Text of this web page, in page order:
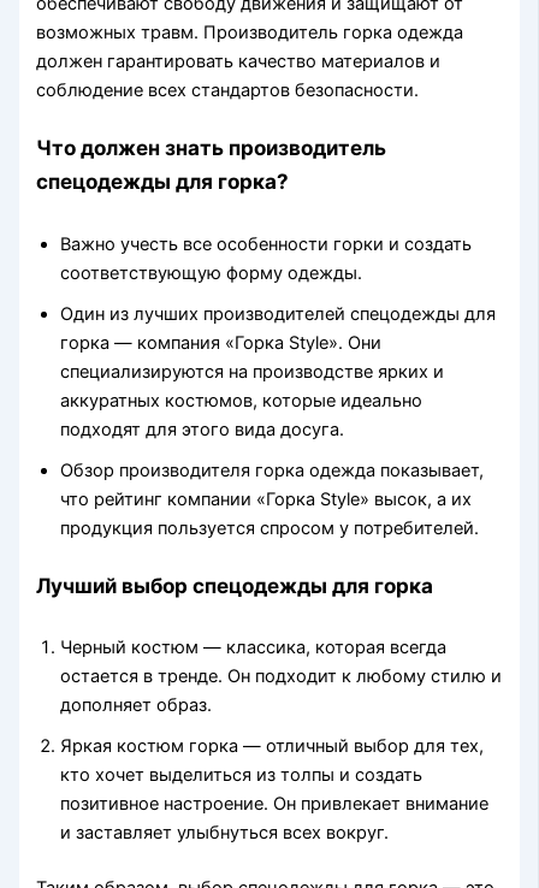
возможных травм. Производитель горка одежда
должен гарантировать качество материалов и
соблюдение всех стандартов безопасности.
Что должен знать производитель
спецодежды для горка?
Важно учесть все особенности горки и создать
соответствующую форму одежды.
Один из лучших производителей спецодежды для
горка — компания «Горка Style». Они
специализируются на производстве ярких и
аккуратных костюмов, которые идеально
подходят для этого вида досуга.
Обзор производителя горка одежда показывает,
что рейтинг компании «Горка Style» высок, а их
продукция пользуется спросом у потребителей.
Лучший выбор спецодежды для горка
Черный костюм — классика, которая всегда
остается в тренде. Он подходит к любому стилю и
дополняет образ.
Яркая костюм горка — отличный выбор для тех,
кто хочет выделиться из толпы и создать
позитивное настроение. Он привлекает внимание
и заставляет улыбнуться всех вокруг.